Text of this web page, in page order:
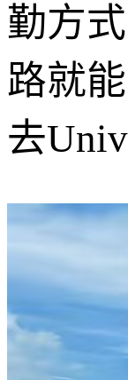
勤方
路就
去